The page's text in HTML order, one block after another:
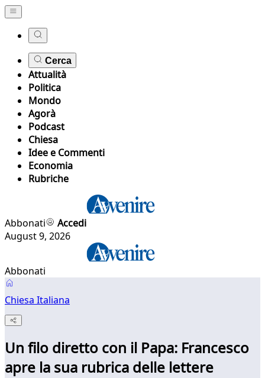
Cerca
Attualità
Politica
Mondo
Agorà
Podcast
Chiesa
Idee e Commenti
Economia
Rubriche
Abbonati
Accedi
August 9, 2026
Abbonati
Chiesa Italiana
Un filo diretto con il Papa: Francesco
apre la sua rubrica delle lettere